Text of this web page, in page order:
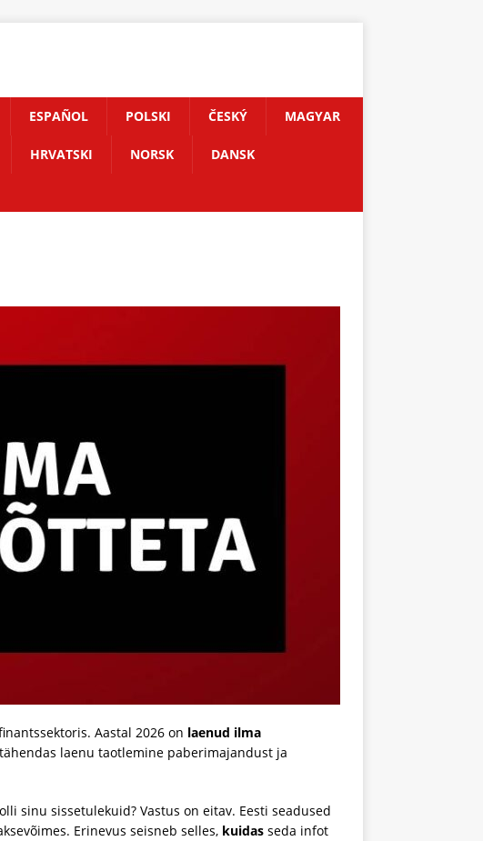
ESPAÑOL POLSKI ČESKÝ MAGYAR
HRVATSKI NORSK DANSK
Aastal 2026 on laenud ilma
laenu taotlemine paberimajandust ja
sinu sissetulekuid? Vastus on eitav. Eesti seadused
Erinevus seisneb selles, kuidas seda infot